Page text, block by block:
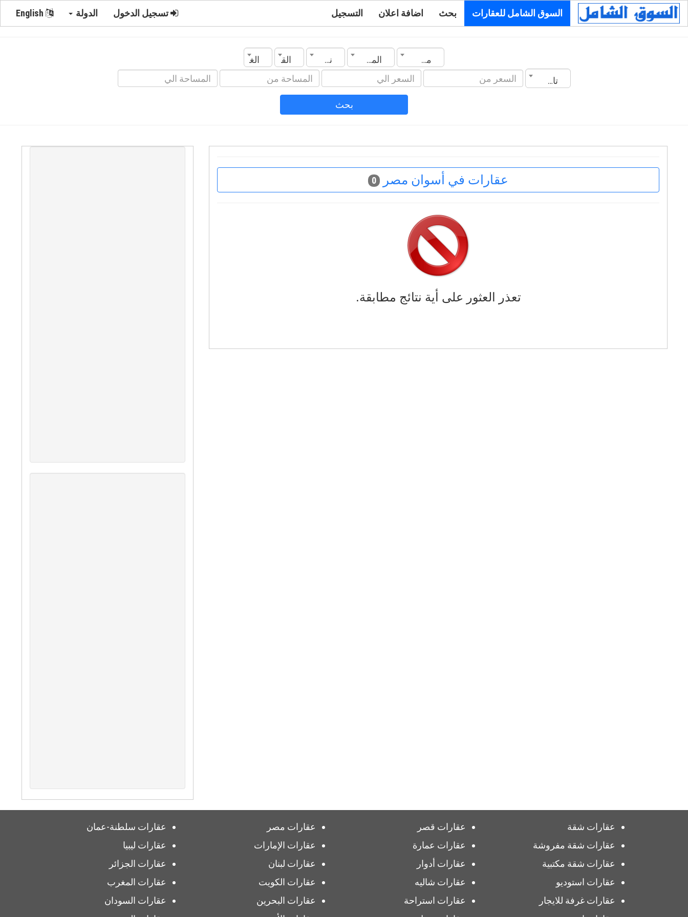
السوق الشامل للعقارات بحث اضافة اعلان التسجيل تسجيل الدخول الدولة
مصر المدينة نوع العقار القسم
الغرف
تاريخ الانشاء
بحث
عقارات في أسوان مصر 0
تعذر العثور على أية نتائج مطابقة.
عقارات شقة
عقارات شقة مفروشة
عقارات شقة مكتبية
عقارات استوديو
عقارات غرفة للايجار
عقارات قصر
عقارات عمارة
عقارات أدوار
عقارات شاليه
عقارات استراحة
عقارات مصر
عقارات الإمارات
عقارات لبنان
عقارات الكويت
عقارات البحرين
عقارات سلطنة-عمان
عقارات ليبيا
عقارات الجزائر
عقارات المغرب
عقارات السودان